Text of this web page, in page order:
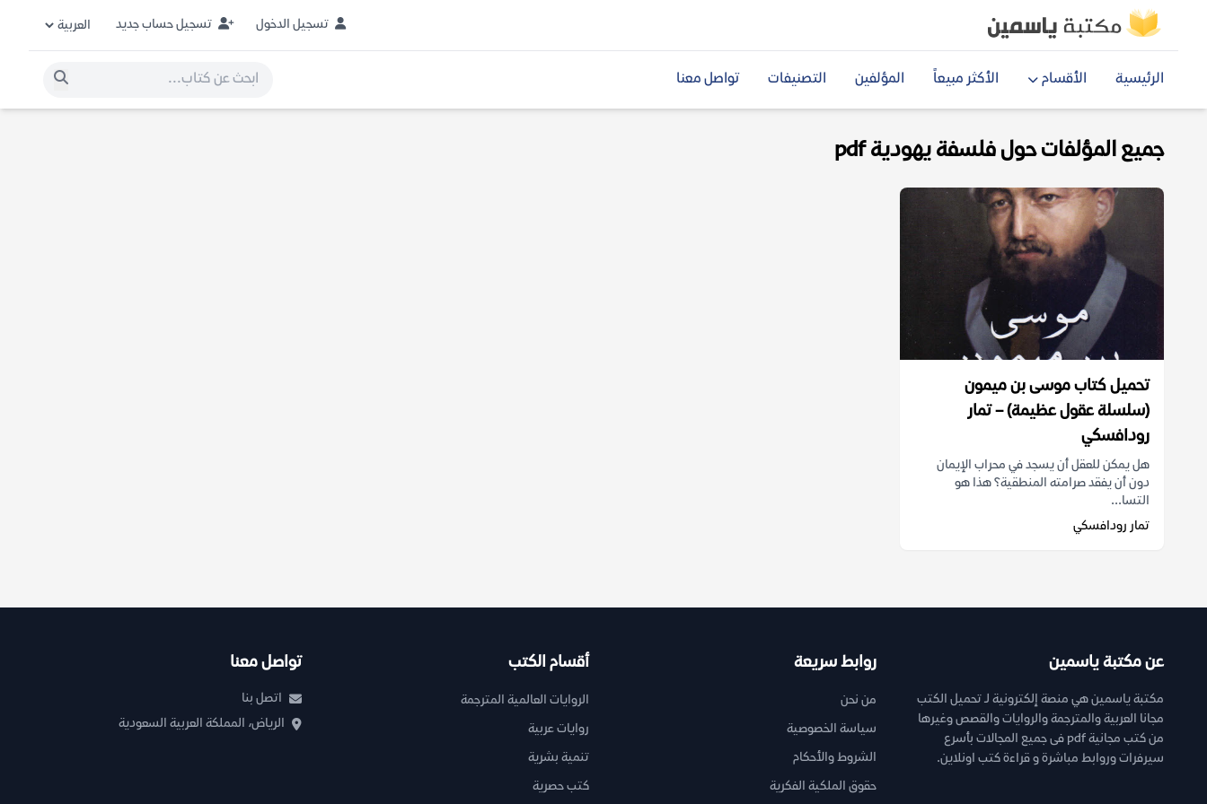
تسجيل الدخول تسجيل حساب جديد
الرئيسية الأقسام الأكثر مبيعاً المؤلفين التصنيفات تواصل معنا
جميع المؤلفات حول فلسفة يهودية pdf
تحميل كتاب موسى بن ميمون
(سلسلة عقول عظيمة) – تمار
رودافسكي
هل يمكن للعقل أن يسجد في محراب الإيمان
دون أن يفقد صرامته المنطقية؟ هذا هو
التسا...
تمار رودافسكي
عن مكتبة ياسمين
مكتبة ياسمين هي منصة إلكترونية لـ تحميل الكتب
مجانا العربية والمترجمة والروايات والقصص وغيرها
من كتب مجانية pdf فى جميع المجالات بأسرع
سيرفرات وروابط مباشرة و قراءة كتب اونلاين.
روابط سريعة
من نحن
سياسة الخصوصية
الشروط والأحكام
حقوق الملكية الفكرية
أقسام الكتب
الروايات العالمية المترجمة
روايات عربية
تنمية بشرية
كتب حصرية
تواصل معنا
اتصل بنا
الرياض، المملكة العربية السعودية